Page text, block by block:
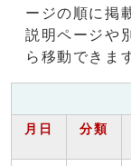
ージの順に掲
説明ページや
ら移動できま
月日 分類